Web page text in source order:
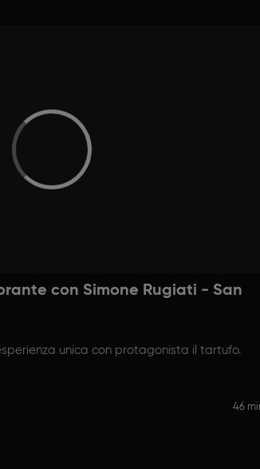
con Simone Rugiati - San
unica con protagonista il tartufo.
46